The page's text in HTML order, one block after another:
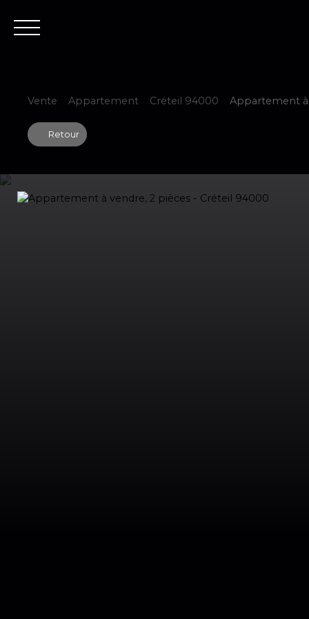
Estimer votre bien
Vente Appartement Créteil 94000 Appartement à
Retour